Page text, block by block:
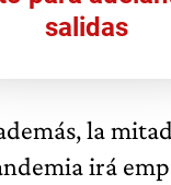
salidas
la
irá